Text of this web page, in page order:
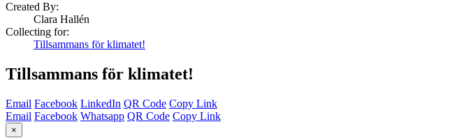
Created By:
Clara Hallén
Collecting for:
Tillsammans för klimatet!
Tillsammans för klimatet!
Email Facebook LinkedIn QR Code Copy Link
Email Facebook Whatsapp QR Code Copy Link
×